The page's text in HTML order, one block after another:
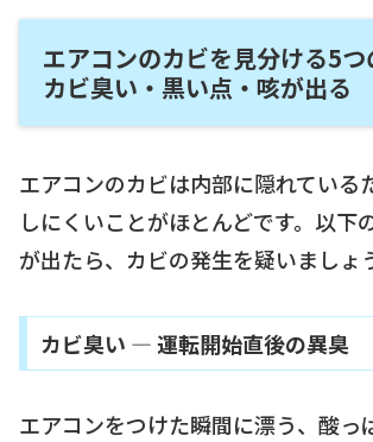
エアコンのカビを見分ける5つ
カビ臭い・黒い点・咳が出る
エアコンのカビは内部に隠れている
しにくいことがほとんどです。以下
が出たら、カビの発生を疑いましょ
カビ臭い — 運転開始直後の異臭
エアコンをつけた瞬間に漂う、酸っ